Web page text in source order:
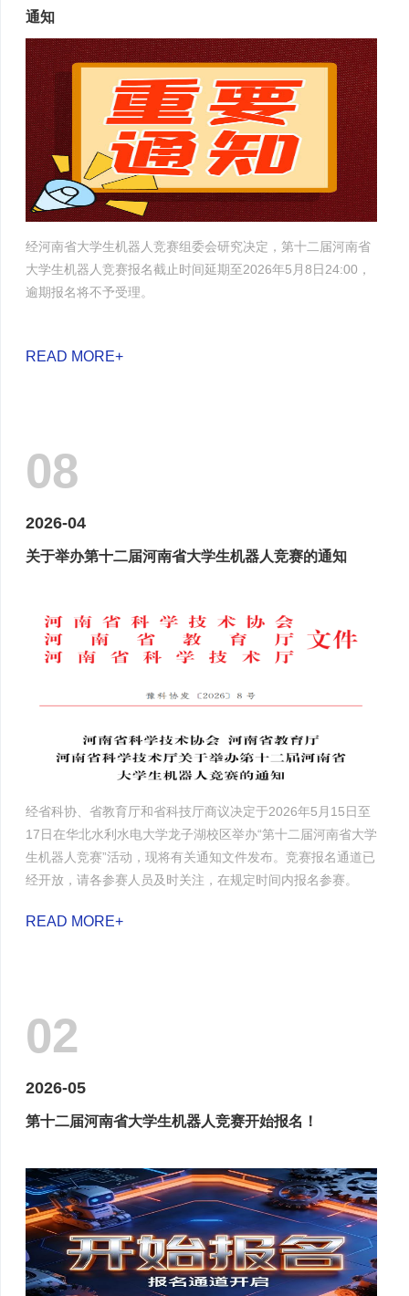
通知
经河南省大学生机器人竞赛组委会研究决定，第十二届河南省
大学生机器人竞赛报名截止时间延期至2026年5月8日24:00，
逾期报名将不予受理。
READ MORE+
08
2026-04
关于举办第十二届河南省大学生机器人竞赛的通知
经省科协、省教育厅和省科技厅商议决定于2026年5月15日至
17日在华北水利水电大学龙子湖校区举办“第十二届河南省大学
生机器人竞赛”活动，现将有关通知文件发布。竞赛报名通道已
经开放，请各参赛人员及时关注，在规定时间内报名参赛。
READ MORE+
02
2026-05
第十二届河南省大学生机器人竞赛开始报名！